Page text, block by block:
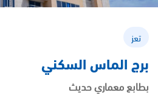
تعز
برج الماس السكني
بطابع معماري حديث